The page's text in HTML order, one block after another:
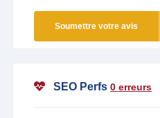
Soumettre votre avis
SEO Perfs 0 erreurs